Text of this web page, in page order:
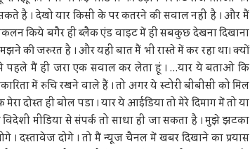
है । देखो यार किसी के पर कतरने की सवाल नहीं है । और मैं
किये बगैर ही ब्लैक एंड वाइट में ही सबकुछ देखना दिखाना
की जरुरत है । और यही बात मैं भी रास्ते में कर रहा था। क्यों
पहले मैं ही जरा एक सवाल कर लेता हूं । …यार ये बताओ कि
में रुचि रखने वाले हैं । तो अगर ये स्टोरी बीबीसी को मिल
दोस्त ही बोल पडा । यार ये आईडिया तो मेरे दिमाग में तो या
मीडिया से संपर्क तो साधा ही जा सकता है । मुझे झटका
दस्तावेज दोगे । तो मैं न्यूज चैनल में खबर दिखाने का प्रयास